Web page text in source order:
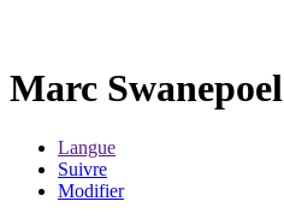
Marc Swanepoel
Langue
Suivre
Modifier